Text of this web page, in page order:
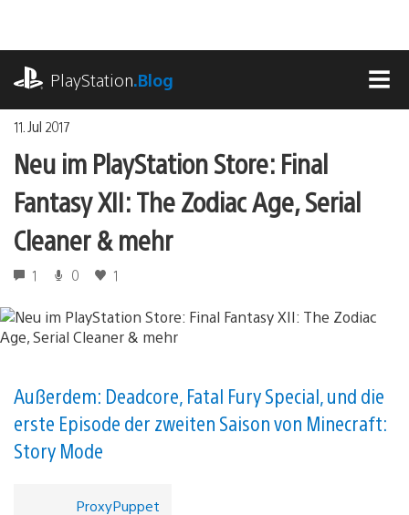
springen
PlayStation.Blog
11. Jul 2017
Neu im PlayStation Store: Final
Fantasy XII: The Zodiac Age, Serial
Cleaner & mehr
1 0 1
Außerdem: Deadcore, Fatal Fury Special, und die
erste Episode der zweiten Saison von Minecraft:
Story Mode
ProxyPuppet